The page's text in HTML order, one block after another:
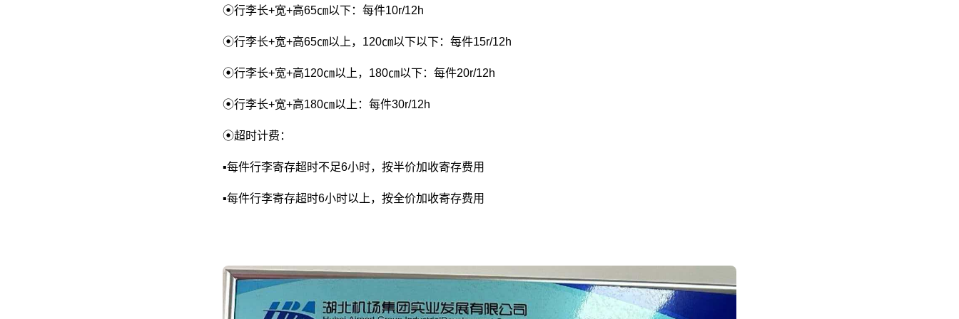
⦿行李长+宽+高65㎝以下：每件10r/12h
⦿行李长+宽+高65㎝以上，120㎝以下以下：每件15r/12h
⦿行李长+宽+高120㎝以上，180㎝以下：每件20r/12h
⦿行李长+宽+高180㎝以上：每件30r/12h
⦿超时计费：
▪每件行李寄存超时不足6小时，按半价加收寄存费用
▪每件行李寄存超时6小时以上，按全价加收寄存费用